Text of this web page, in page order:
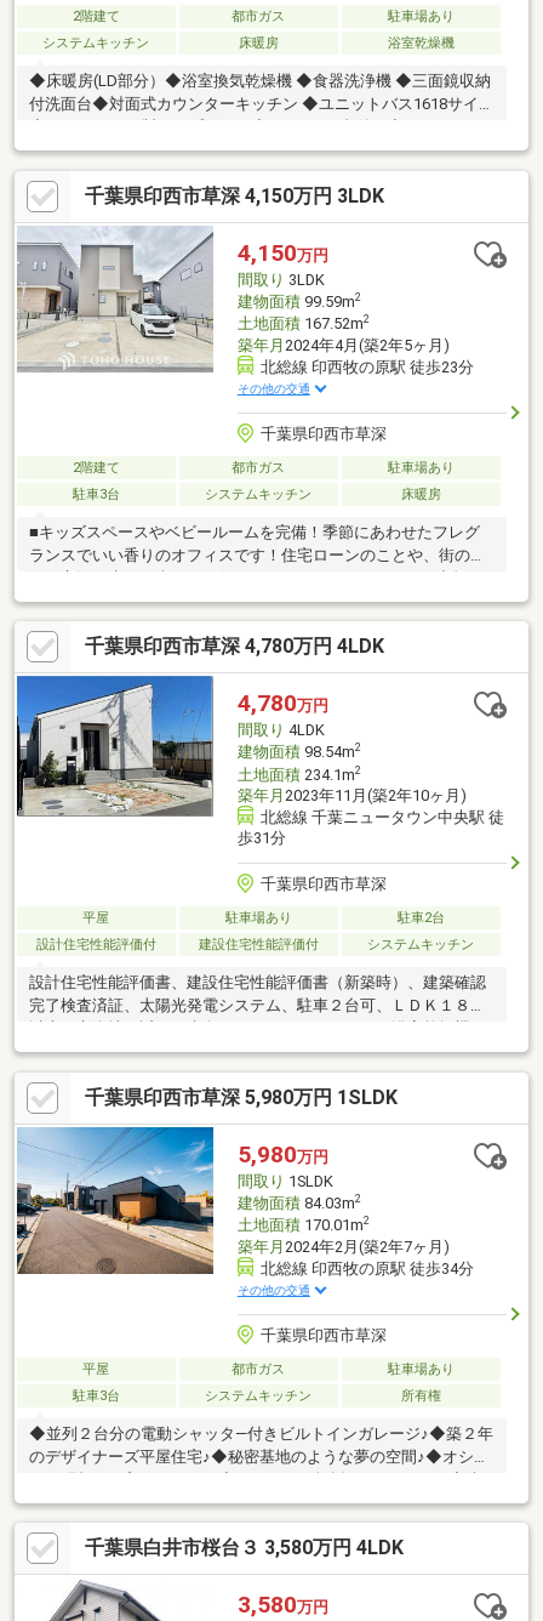
2階建て 都市ガス
駐車場あり
システムキッチン
床暖房 浴室乾燥機
◆床暖房(LD部分）◆浴室換気乾燥機 ◆食器洗浄機 ◆三面鏡収納
付洗面台◆対面式カウンターキッチン ◆ユニットバス1618サイズ
◆ウォークインクロゼット◆玄関クロゼット◆複層ガラス◆電動
シャッター(1階部分)◆玄関電子キー◆セコムセキュリティー（任
意加入)
千葉県印西市草深 4,150万円 3LDK
4,150万円
間取り 3LDK
建物面積99.59m2
土地面積167.52m2
築年月 2024年4月(築2年5ヶ月)
北総線 印西牧の原駅 徒歩23分
その他の交通
千葉県印西市草深
2階建て 都市ガス
駐車場あり
駐車3台
システムキッチン 床暖房
■キッズスペースやベビールームを完備！季節にあわせたフレグ
ランスでいい香りのオフィスです！住宅ローンのことや、街のこ
と、市況の先行き含めてお伝えさせていただきます！！■独自の
FP相談【未来カレンダー】住宅購入の資金計画は未来を見据えて
立てなければいけません。漠然とした不安や悩みを『見える化』
して幸せな未来へのスタートを切りましょう。■業界初の無料ア
フターサポート【TOHO HOUSE CLUB】『住まい』のご購入はゴ
ールではなくスタートです。お客様の『住まい』と『暮らし』の
安心と安全を守るサービスを全て無料で提供しています。詳細は
お気軽にお問合せ下さい！
千葉県印西市草深 4,780万円 4LDK
4,780万円
間取り 4LDK
建物面積98.54m2
土地面積234.1m2
築年月 2023年11月(築2年10ヶ月)
北総線 千葉ニュータウン中央駅 徒
歩31分
千葉県印西市草深
平屋 駐車場あり
駐車2台
設計住宅性能評価付
建設住宅性能評価付 システムキッチン
設計住宅性能評価書、建設住宅性能評価書（新築時）、建築確認
完了検査済証、太陽光発電システム、駐車２台可、ＬＤＫ１８畳
陽当り良好、全居室収納、閑静な住宅地、前道６ｍ以上、和室、
整形地、トイレ２ヶ所、東南向き、温水洗浄便座、浴室に窓、Ｔ
Ｖモニタ付インターホン、緑豊かな住宅地、通風良好、ウッドデ
ッキ、天井高２．５ｍ以上、ＩＨクッキングヒーター、平坦地、
開発分譲地内、オール電化、浄水器
千葉県印西市草深 5,980万円 1SLDK
5,980万円
間取り 1SLDK
建物面積84.03m2
土地面積170.01m2
築年月 2024年2月(築2年7ヶ月)
北総線 印西牧の原駅 徒歩34分
その他の交通
千葉県印西市草深
平屋 都市ガス
駐車場あり
駐車3台
システムキッチン 所有権
◆並列２台分の電動シャッタ―付きビルトインガレージ♪◆築２年
のデザイナーズ平屋住宅♪◆秘密基地のような夢の空間♪◆オシャ
レなⅡ型オープンキッチン♪◆アカシアの無垢フローリング♪◆防
音ドア・壁を採用した寝室♪◆ガレージ内で電動自動車充電可能
♪◆ガレージ2台+カースペース1台OK♪
千葉県白井市桜台３ 3,580万円 4LDK
3,580万円